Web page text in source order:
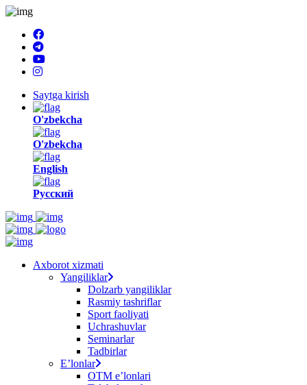
Saytga kirish
O'zbekcha
O'zbekcha
English
Русский
Axborot xizmati
Yangiliklar
Dolzarb yangiliklar
Rasmiy tashriflar
Sport faoliyati
Uchrashuvlar
Seminarlar
Tadbirlar
Eʼlonlar
OTM eʼlonlari